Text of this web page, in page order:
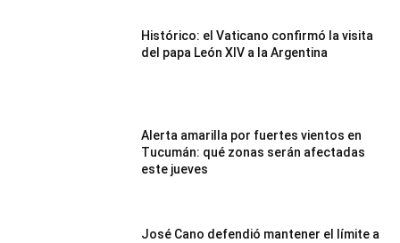
Histórico: el Vaticano confirmó la visita
del papa León XIV a la Argentina
Alerta amarilla por fuertes vientos en
Tucumán: qué zonas serán afectadas
este jueves
José Cano defendió mantener el límite a